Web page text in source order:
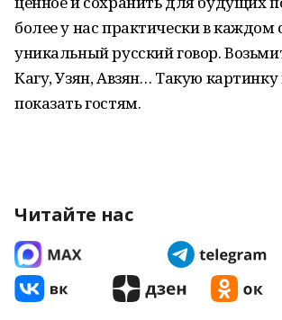
более у нас практически в каждом
уникальный русский говор.
Кагу, Узян, Авзян… Такую
показать гостям.
Читайте нас